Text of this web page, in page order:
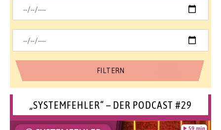
„SYSTEMFEHLER“ – DER PODCAST #29